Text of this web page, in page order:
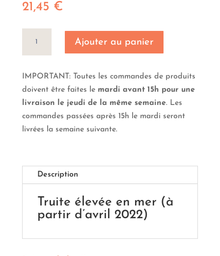
21,45 €
tranches
de
truite
fumée
Ajouter au panier
IMPORTANT: Toutes les commandes de produits
doivent être faites lemardi avant 15h pour une
livraison le jeudi de la même semaine. Les
commandes passées après 15h le mardi seront
livrées la semaine suivante.
Description
Truite élevée en mer (à
partir d’avril 2022)